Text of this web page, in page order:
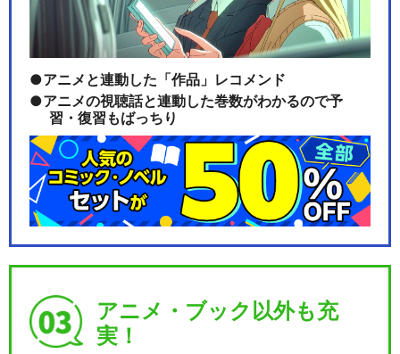
アニメと連動した「作品」レコメンド
アニメの視聴話と連動した巻数がわかるので予
習・復習もばっちり
アニメ・ブック以外も充
実！